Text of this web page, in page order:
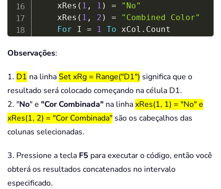
	xRes
( 1 , 1 ) =
"No"
	xRes
( 1 , 2 ) =
"Combined Color"
For I = 1 To xCol . Count
				xRes
( I + 1, 2) =
End If
Next J
		xRes
(I + 2) = Mid(xRes(
Next I
Set xRg
	xRg
= xRes
	xRg
.EntireColumn.
AutoFit
End
Observações:
1. D1 na linha Set xRg = Range("D1") significa que o
resultado será colocado começando na célula D1.
2. "No" e "Cor Combinada" na linhaxRes(1, 1) = "No" e
xRes(1, 2) = "Cor Combinada" são os cabeçalhos das
colunas selecionadas.
3. Pressione a tecla F5 para executar o código, então você
obterá os resultados concatenados no intervalo
especificado.